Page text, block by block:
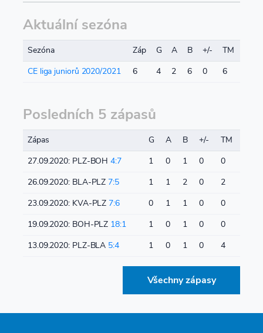
Aktuální sezóna
Sezóna Záp G A B +/- TM
CE liga juniorů 2020/2021 6 4 2 6 0 6
Posledních 5 zápasů
Zápas G A B +/- TM
27.09.2020: PLZ-BOH4:7 1 0 1 0 0
26.09.2020: BLA-PLZ 7:5 1 1 2 0 2
23.09.2020: KVA-PLZ 7:6 0 1 1 0 0
19.09.2020: BOH-PLZ 18:1 1 0 1 0 0
13.09.2020: PLZ-BLA 5:4 1 0 1 0 4
Všechny zápasy